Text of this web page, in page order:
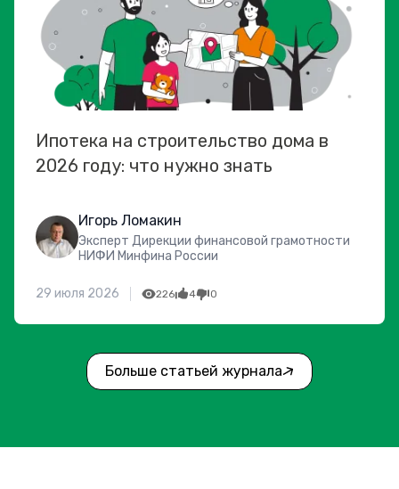
Ипотека на строительство дома в
2026 году: что нужно знать
Игорь Ломакин
Эксперт Дирекции финансовой грамотности
НИФИ Минфина России
29 июля 2026 226 4 0
Больше статьей журнала